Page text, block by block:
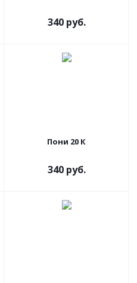
340 руб.
Пони 20 К
340 руб.